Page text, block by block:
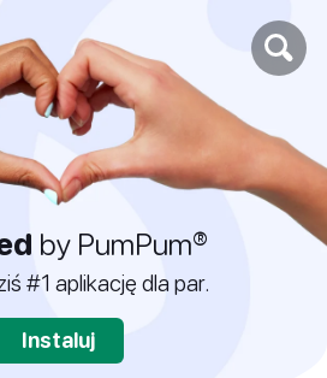
by PumPum®
#1 aplikację dla par.
Instaluj